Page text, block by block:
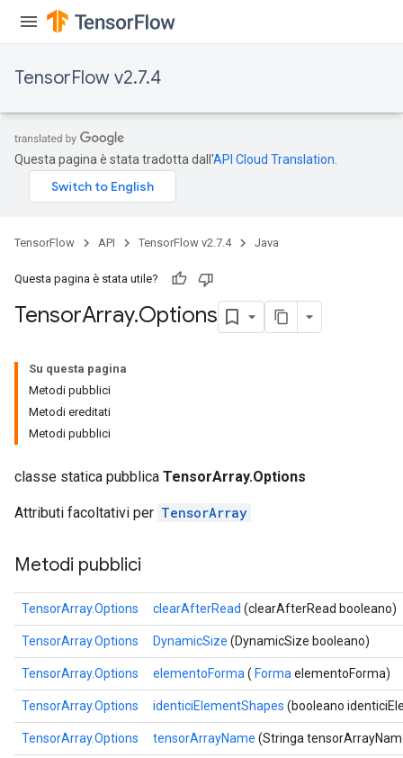
TensorFlow v2.7.4
Questa pagina è stata tradotta dall'API Cloud Translation
TensorFlow API TensorFlow v2.7.4 Java
Questa pagina è stata utile?
TensorArray.Options
Su questa pagina
Metodi pubblici
Metodi ereditati
Metodi pubblici
classe statica pubblica TensorArray.Options
Attributi facoltativi per TensorArray
Metodi pubblici
TensorArray.Options clearAfterRead (clearAfterRead booleano)
TensorArray.Options DynamicSize (DynamicSize booleano)
TensorArray.Options elementoForma ( Forma elementoForma)
TensorArray.Options identiciElementShapes (booleano
TensorArray.Options tensorArrayName (Stringa